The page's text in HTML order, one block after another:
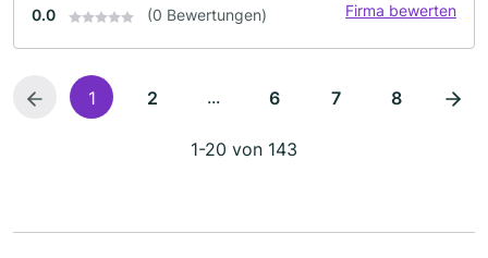
0.0 (0 Bewertungen) Firma bewerten
1 2 ... 6 7 8
1-20 von 143